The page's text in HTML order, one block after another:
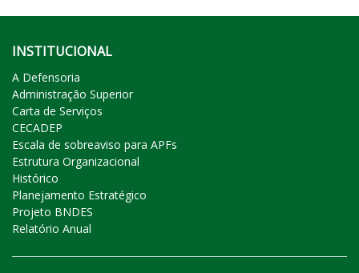
INSTITUCIONAL
A Defensoria
Administração Superior
Carta de Serviços
CECADEP
Escala de sobreaviso para APFs
Estrutura Organizacional
Histórico
Planejamento Estratégico
Projeto BNDES
Relatório Anual